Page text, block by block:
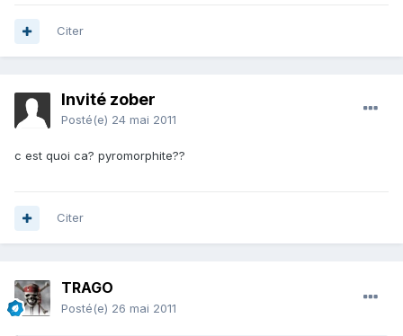
Citer
Invité zober
Posté(e) 24 mai 2011
c est quoi ca? pyromorphite??
Citer
TRAGO
Posté(e) 26 mai 2011